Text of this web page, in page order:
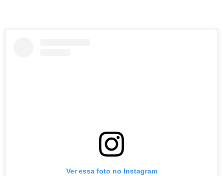
Ver essa foto no Instagram